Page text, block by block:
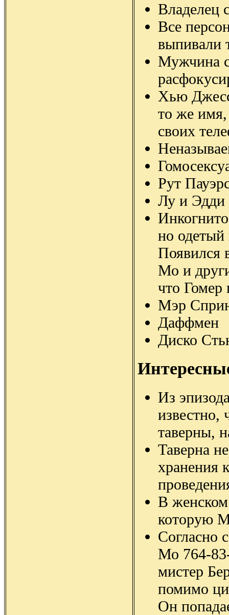
Владелец
Все
выпивали
Мужчина
Хью Джесс
то же имя,
своих
Рут
Лу и Эдди
но
Появился
Мо и
что Гомер
Мэр
Даффмен
Диско
Из
известно,
таверны,
Таверна
хранения
В женском
которую
Согласно
Мо 764-
мистер
помимо
Он